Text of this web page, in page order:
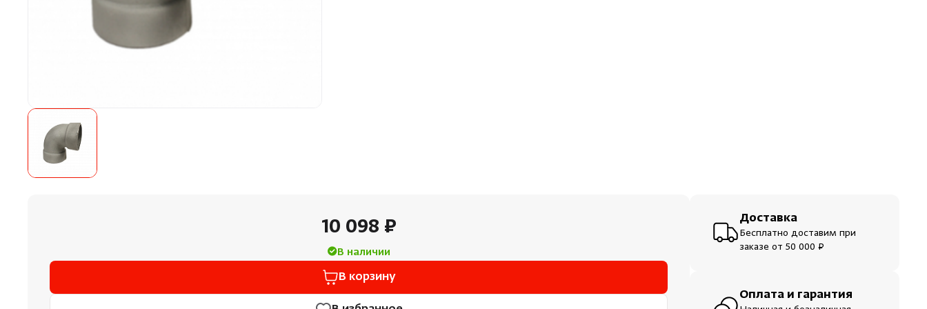
10 098 ₽
В наличии
В корзину
Доставка
Бесплатно доставим при
заказе от 50 000 ₽
Оплата и гарантия